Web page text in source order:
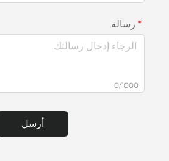
رسالة
0/1000
أرسل